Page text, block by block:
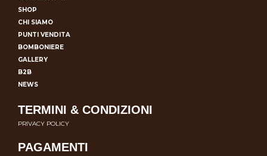
SHOP
CHI SIAMO
PUNTI VENDITA
BOMBONIERE
GALLERY
B2B
NEWS
TERMINI & CONDIZIONI
PRIVACY POLICY
PAGAMENTI